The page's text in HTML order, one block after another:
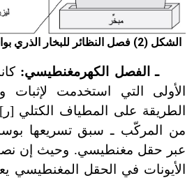
الشكل (2) فصل النظائر للبخار الذري بواسطة الليزر
ـ الفصل الكهرمغنطيسي:
الأولى التي استخدمت لإثبات
الطريقة على المطياف الكتلي
من المركّب ـ سبق تسريعها
عبر حقل مغنطيسي. وحيث إن
الأيونات في الحقل المغنطيسي